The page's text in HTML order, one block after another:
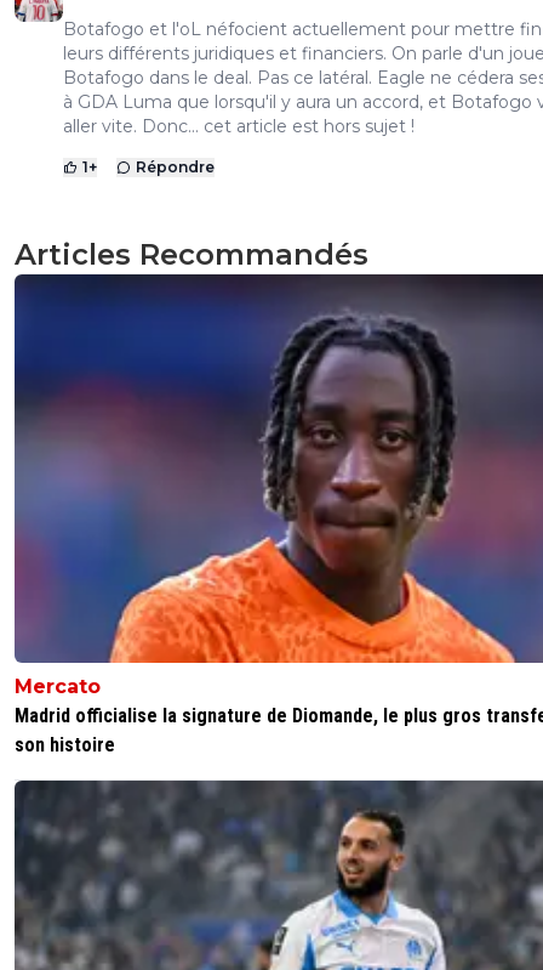
Botafogo et l'oL néfocient actuellement pour mettre
leurs différents juridiques et financiers. On parle d'un
Botafogo dans le deal. Pas ce latéral. Eagle ne cédera
à GDA Luma que lorsqu'il y aura un accord, et Botafogo
aller vite. Donc... cet article est hors sujet !
1+ Répondre
Articles Recommandés
Mercato
Madrid officialise la signature de Diomande, le plus gros
son histoire